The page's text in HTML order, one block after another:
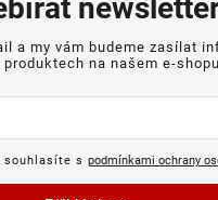
a my vám budeme zasílat
produktech na našem e-
souhlasíte s podmínkami ochrany